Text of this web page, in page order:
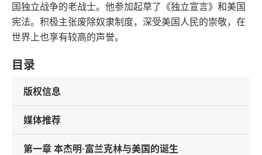
国独立战争的老战士。他参加起草了《独立宣言》和美国
宪法。积极主张废除奴隶制度，深受美国人民的崇敬，在
世界上也享有较高的声誉。
目录
版权信息
媒体推荐
第一章 本杰明·富兰克林与美国的诞生